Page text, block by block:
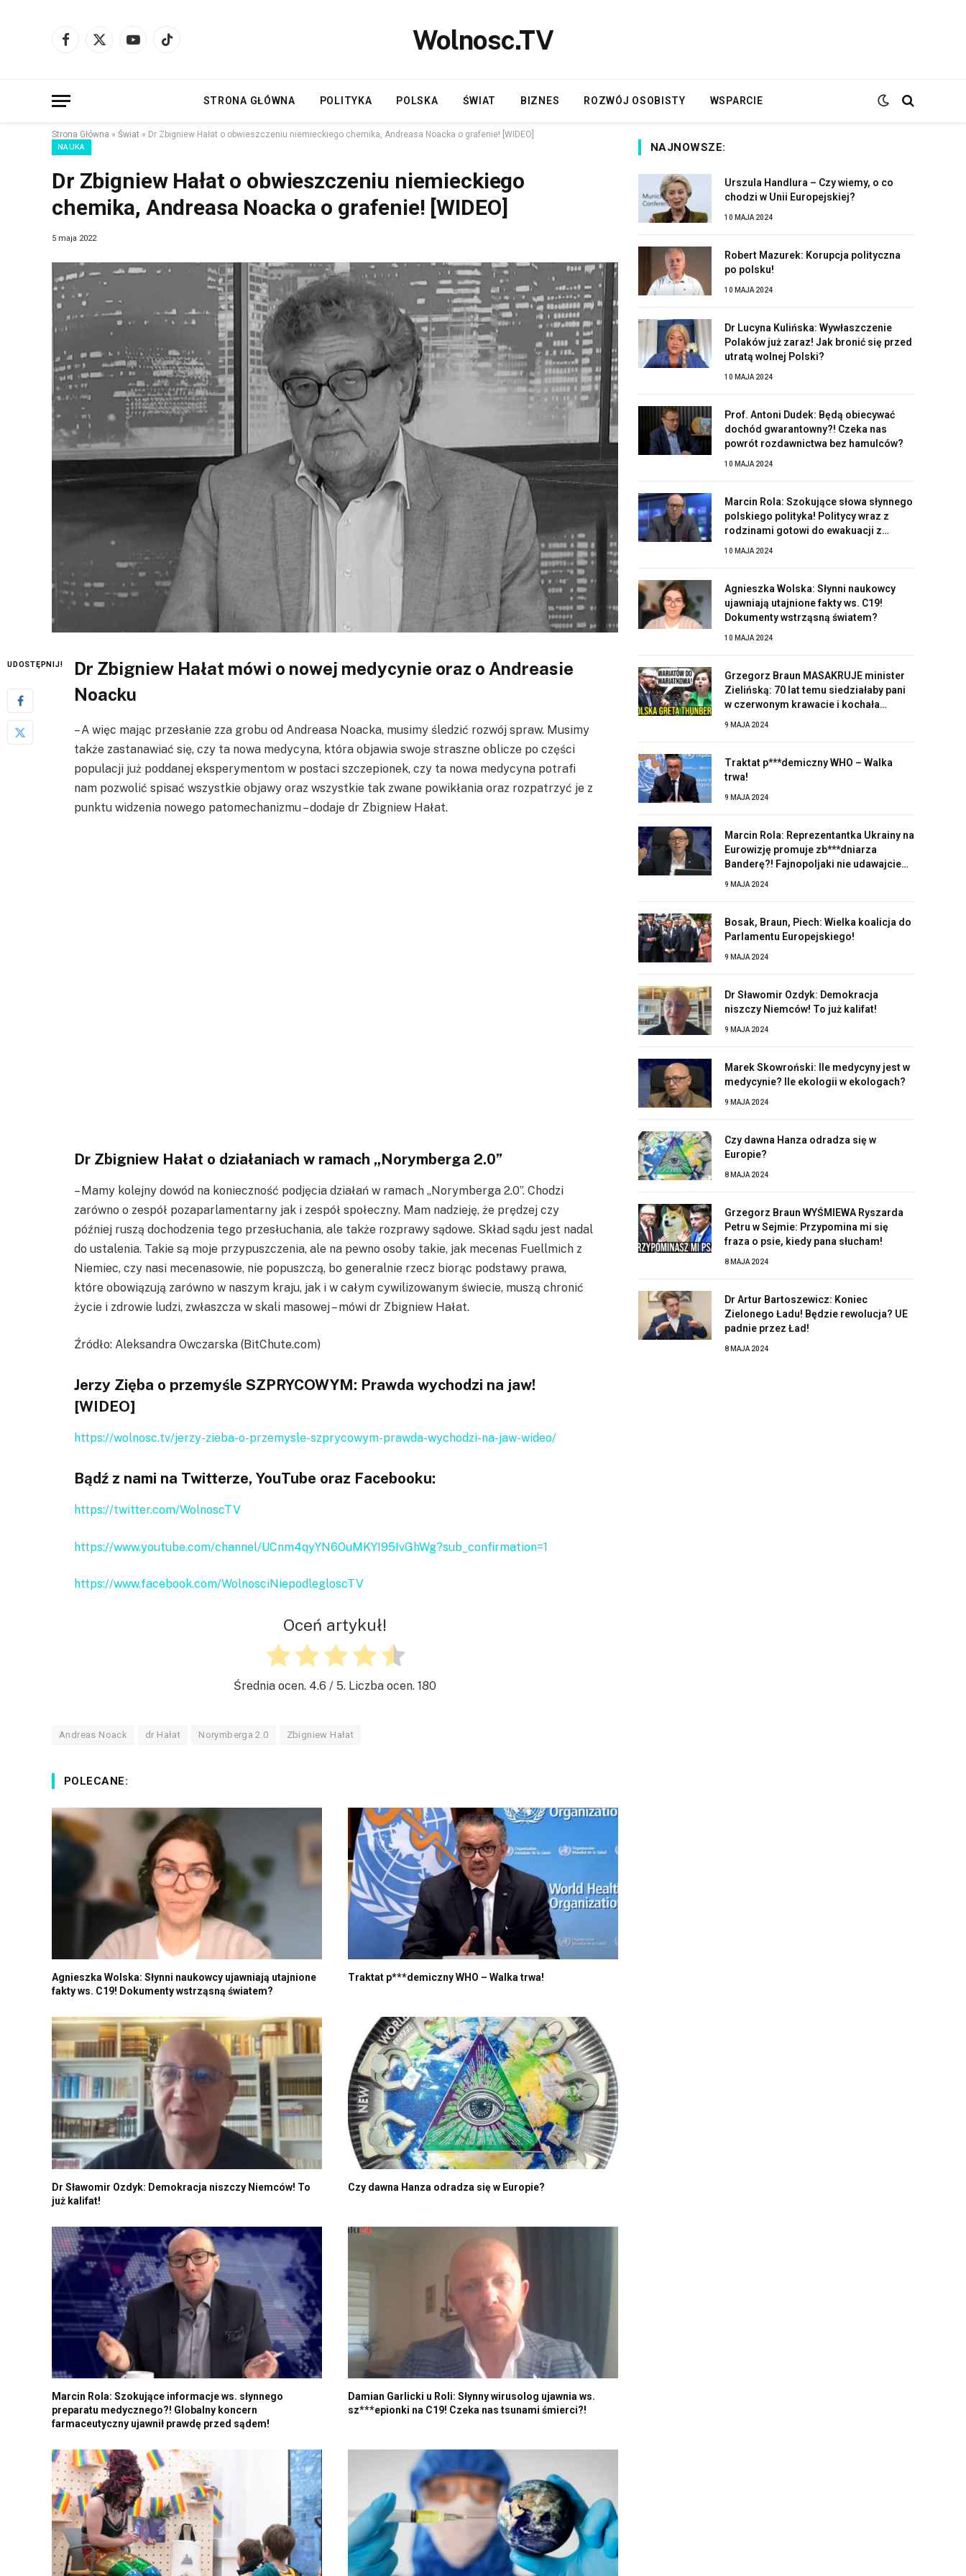
Facebook
X
YouTubeTikTok Wolnosc.TV
STRONA GŁÓWNA POLITYKA POLSKA ŚWIAT BIZNES ROZWÓJ OSOBISTY WSPARCIE
Strona Główna » Świat » Dr Zbigniew Hałat o obwieszczeniu niemieckiego chemika, Andreasa Noacka o grafenie! [WIDEO]
NAUKA
Dr Zbigniew Hałat o obwieszczeniu niemieckiego
chemika, Andreasa Noacka o grafenie! [WIDEO]
5 maja 2022
UDOSTĘPNIJ!
Dr Zbigniew Hałat mówi o nowej medycynie oraz o Andreasie
Noacku
– A więc mając przesłanie zza grobu od Andreasa Noacka, musimy śledzić rozwój spraw. Musimy
także zastanawiać się, czy ta nowa medycyna, która objawia swoje straszne oblicze po części
populacji już poddanej eksperymentom w postaci szczepionek, czy ta nowa medycyna potrafi
nam pozwolić spisać wszystkie objawy oraz wszystkie tak zwane powikłania oraz rozpatrzyć je z
punktu widzenia nowego patomechanizmu – dodaje dr Zbigniew Hałat.
Dr Zbigniew Hałat o działaniach w ramach „Norymberga 2.0”
– Mamy kolejny dowód na konieczność podjęcia działań w ramach „Norymberga 2.0”. Chodzi
zarówno o zespół pozaparlamentarny jak i zespół społeczny. Mam nadzieję, że prędzej czy
później ruszą dochodzenia tego przesłuchania, ale także rozprawy sądowe. Skład sądu jest nadal
do ustalenia. Takie są moje przypuszczenia, ale na pewno osoby takie, jak mecenas Fuellmich z
Niemiec, czy nasi mecenasowie, nie popuszczą, bo generalnie rzecz biorąc podstawy prawa,
które obowiązują zarówno w naszym kraju, jak i w całym cywilizowanym świecie, muszą chronić
życie i zdrowie ludzi, zwłaszcza w skali masowej – mówi dr Zbigniew Hałat.
Źródło: Aleksandra Owczarska (BitChute.com)
Jerzy Zięba o przemyśle SZPRYCOWYM: Prawda wychodzi na jaw!
[WIDEO]
https://wolnosc.tv/jerzy-zieba-o-przemysle-szprycowym-prawda-wychodzi-na-jaw-wideo/
Bądź z nami na Twitterze, YouTube oraz Facebooku:
https://twitter.com/WolnoscTV
https://www.youtube.com/channel/UCnm4qyYN6OuMKYI95IvGhWg?sub_confirmation=1
https://www.facebook.com/WolnosciNiepodlegloscTV
Oceń artykuł!
Średnia ocen. 4.6 / 5. Liczba ocen. 180
Andreas Noack dr Hałat Norymberga 2.0 Zbigniew Hałat
POLECANE:
Agnieszka Wolska: Słynni naukowcy ujawniają utajnione
fakty ws. C19! Dokumenty wstrząsną światem?
Traktat p***demiczny WHO – Walka trwa!
Dr Sławomir Ozdyk: Demokracja niszczy Niemców! To
już kalifat!
Czy dawna Hanza odradza się w Europie?
Marcin Rola: Szokujące informacje ws. słynnego
preparatu medycznego?! Globalny koncern
farmaceutyczny ujawnił prawdę przed sądem!
Damian Garlicki u Roli: Słynny wirusolog ujawnia ws.
sz***epionki na C19! Czeka nas tsunami śmierci?!
NAJNOWSZE:
Urszula Handlura – Czy wiemy, o co
chodzi w Unii Europejskiej?
10 MAJA 2024
Robert Mazurek: Korupcja polityczna
po polsku!
10 MAJA 2024
Dr Lucyna Kulińska: Wywłaszczenie
Polaków już zaraz! Jak bronić się przed
utratą wolnej Polski?
10 MAJA 2024
Prof. Antoni Dudek: Będą obiecywać
dochód gwarantowny?! Czeka nas
powrót rozdawnictwa bez hamulców?
10 MAJA 2024
Marcin Rola: Szokujące słowa słynnego
polskiego polityka! Politycy wraz z
rodzinami gotowi do ewakuacji z
10 MAJA 2024
Agnieszka Wolska: Słynni naukowcy
ujawniają utajnione fakty ws. C19!
Dokumenty wstrząsną światem?
10 MAJA 2024
Grzegorz Braun MASAKRUJE minister
Zielińską: 70 lat temu siedziałaby pani
w czerwonym krawacie i kochała
9 MAJA 2024
Traktat p***demiczny WHO – Walka
trwa!
9 MAJA 2024
Marcin Rola: Reprezentantka Ukrainy na
Eurowizję promuje zb***dniarza
Banderę?! Fajnopoljaki nie udawajcie
9 MAJA 2024
Bosak, Braun, Piech: Wielka koalicja do
Parlamentu Europejskiego!
9 MAJA 2024
Dr Sławomir Ozdyk: Demokracja
niszczy Niemców! To już kalifat!
9 MAJA 2024
Marek Skowroński: Ile medycyny jest w
medycynie? Ile ekologii w ekologach?
9 MAJA 2024
Czy dawna Hanza odradza się w
Europie?
8 MAJA 2024
Grzegorz Braun WYŚMIEWA Ryszarda
Petru w Sejmie: Przypomina mi się
fraza o psie, kiedy pana słucham!
8 MAJA 2024
Dr Artur Bartoszewicz: Koniec
Zielonego Ładu! Będzie rewolucja? UE
padnie przez Ład!
8 MAJA 2024